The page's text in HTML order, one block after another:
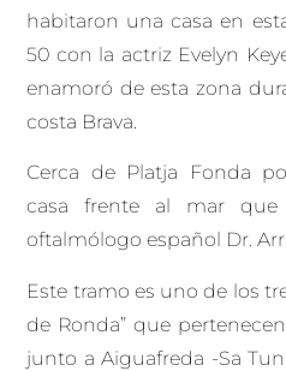
habitaron una casa en
50 con la actriz Evelyn
enamoró de esta zona
costa Brava.
Cerca de Platja Fonda
casa frente al mar que
oftalmólogo español Dr.
Este tramo es uno de los
de Ronda” que
junto a Aiguafreda -Sa